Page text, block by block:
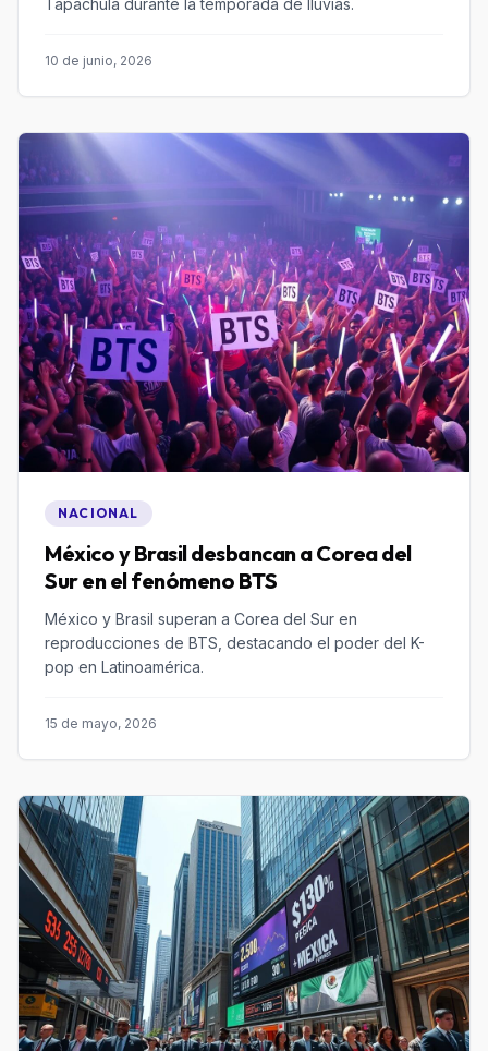
Tapachula durante la temporada de lluvias.
10 de junio, 2026
NACIONAL
México y Brasil desbancan a Corea del
Sur en el fenómeno BTS
México y Brasil superan a Corea del Sur en
reproducciones de BTS, destacando el poder del K-
pop en Latinoamérica.
15 de mayo, 2026